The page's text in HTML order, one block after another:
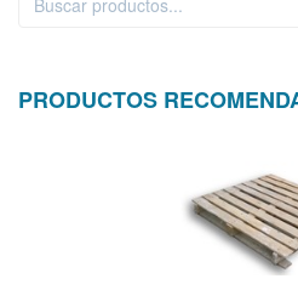
PRODUCTOS